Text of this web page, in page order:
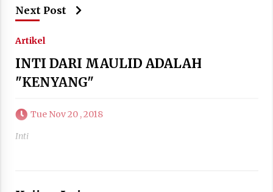
Next Post
Artikel
INTI DARI MAULID ADALAH
"KENYANG"
Tue Nov 20 , 2018
Inti